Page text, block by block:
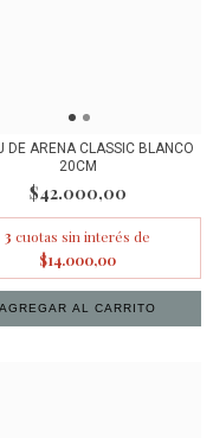
DE ARENA CLASSIC BLANCO
20CM
$42.000,00
3 cuotas sin interés de
$14.000,00